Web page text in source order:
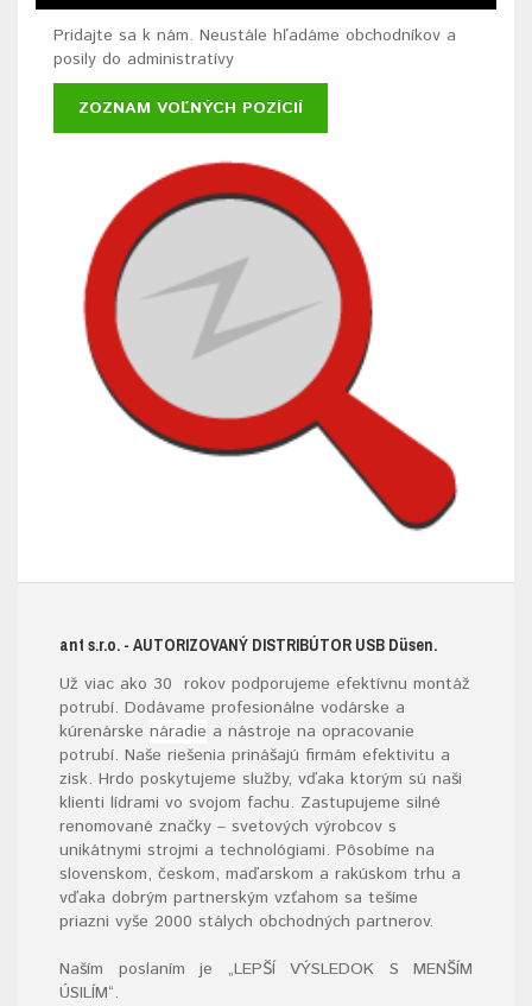
Pridajte sa k nám. Neustále hľadáme obchodníkov a
posily do administratívy
ZOZNAM VOĽNÝCH POZÍCIÍ
ant s.r.o. - AUTORIZOVANÝ DISTRIBÚTOR USB Düsen.
Už viac ako 30 rokov podporujeme efektívnu montáž
potrubí. Dodávame profesionálne vodárske a
kúrenárske náradie a nástroje na opracovanie
potrubí. Naše riešenia prinášajú firmám efektivitu a
zisk. Hrdo poskytujeme služby, vďaka ktorým sú naši
klienti lídrami vo svojom fachu. Zastupujeme silné
renomované značky – svetových výrobcov s
unikátnymi strojmi a technológiami. Pôsobíme na
slovenskom, českom, maďarskom a rakúskom trhu a
vďaka dobrým partnerským vzťahom sa tešíme
priazni vyše 2000 stálych obchodných partnerov.
Naším poslaním je „LEPŠÍ VÝSLEDOK S MENŠÍM
ÚSILÍM“.